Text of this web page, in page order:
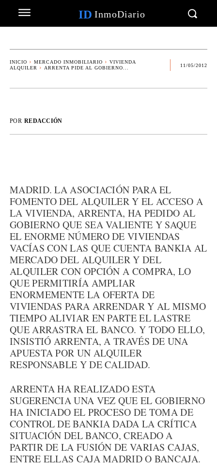
ID InmoDiario
INICIO MERCADO INMOBILIARIO
VIVIENDA
ALQUILER
ARRENTA PIDE AL GOBIERNO...
11/05/2012
POR REDACCIÓN
MADRID. LA ASOCIACIÓN PARA EL
FOMENTO DEL ALQUILER Y EL ACCESO A
LA VIVIENDA, ARRENTA, HA PEDIDO AL
GOBIERNO QUE SEA VALIENTE Y SAQUE
EL ENORME NÚMERO DE VIVIENDAS
VACÍAS CON LAS QUE CUENTA BANKIA AL
MERCADO DEL ALQUILER Y DEL
ALQUILER CON OPCIÓN A COMPRA, LO
QUE PERMITIRÍA AMPLIAR
ENORMEMENTE LA OFERTA DE
VIVIENDAS PARA ARRENDAR Y AL MISMO
TIEMPO ALIVIAR EN PARTE EL LASTRE
QUE ARRASTRA EL BANCO. Y TODO ELLO,
INSISTIÓ ARRENTA, A TRAVÉS DE UNA
APUESTA POR UN ALQUILER
RESPONSABLE Y DE CALIDAD.
ARRENTA HA REALIZADO ESTA
SUGERENCIA UNA VEZ QUE EL GOBIERNO
HA INICIADO EL PROCESO DE TOMA DE
CONTROL DE BANKIA DADA LA CRÍTICA
SITUACIÓN DEL BANCO, CREADO A
PARTIR DE LA FUSIÓN DE VARIAS CAJAS,
ENTRE ELLAS CAJA MADRID O BANCAJA.